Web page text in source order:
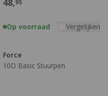
48,95
Op voorraad Vergelijken
Force
10D Basic Stuurpen